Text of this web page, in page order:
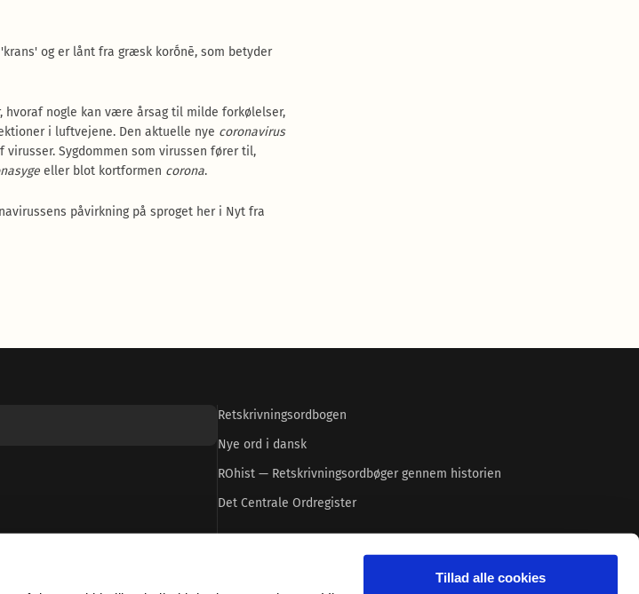
Tillad alle cookies
og er lånt fra græsk korṓnē, som betyder
nogle kan være årsag til milde forkølelser,
i luftvejene. Den aktuelle nye coronavirus
Sygdommen som virussen fører til,
eller blot kortformen corona.
påvirkning på sproget her i Nyt fra
Retskrivningsordbogen
Nye ord i dansk
ROhist — Retskrivningsordbøger gennem historien
Det Centrale Ordregister